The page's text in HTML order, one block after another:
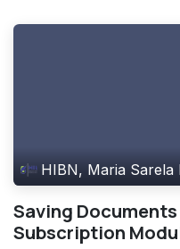
HIBN, Maria Sarela
Saving
Subscription